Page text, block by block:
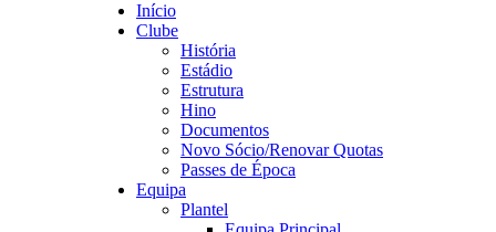
Início
Clube
História
Estádio
Estrutura
Hino
Documentos
Novo Sócio/Renovar Quotas
Passes de Época
Equipa
Plantel